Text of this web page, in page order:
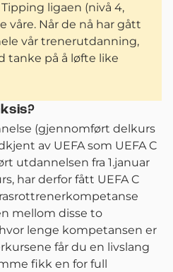
ligaen (nivå 4,
våre. Når de nå har gått
vår trenerutdanning,
tanke på å løfte like
(gjennomført delkurs
av UEFA som UEFA C
utdannelsen fra 1.januar
har derfor fått UEFA C
mellom disse to
lenge kompetansen er
får du en livslang
fikk en for full